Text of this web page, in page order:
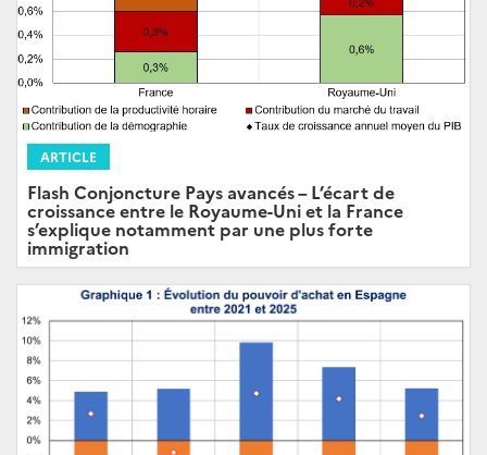
ARTICLE
Flash Conjoncture Pays avancés – L’écart de
croissance entre le Royaume-Uni et la France
s’explique notamment par une plus forte
immigration